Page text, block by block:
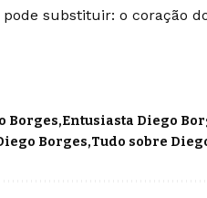
substituir: o coração
Borges Entusiasta Diego
Borges Tudo sobre